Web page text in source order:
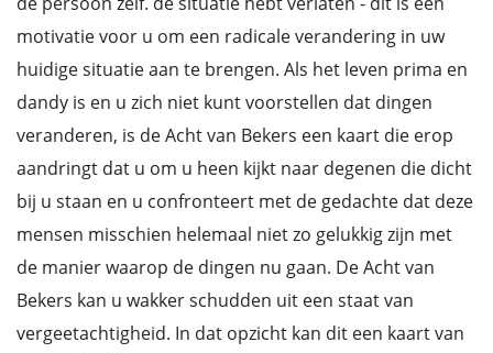
motivatie voor u om een radicale verandering in uw
huidige situatie aan te brengen. Als het leven prima en
dandy is en u zich niet kunt voorstellen dat dingen
veranderen, is de Acht van Bekers een kaart die erop
aandringt dat u om u heen kijkt naar degenen die dicht
bij u staan en u confronteert met de gedachte dat deze
mensen misschien helemaal niet zo gelukkig zijn met
de manier waarop de dingen nu gaan. De Acht van
Bekers kan u wakker schudden uit een staat van
vergeetachtigheid. In dat opzicht kan dit een kaart van